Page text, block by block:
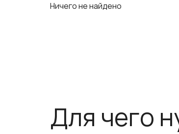
Ничего не найдено
Для чего